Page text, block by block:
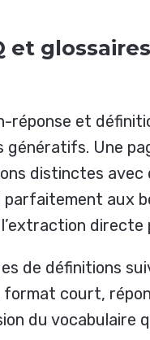
et
réponse et
Une
distinctes avec
aux
directe
de définitions
format court,
du vocabulaire